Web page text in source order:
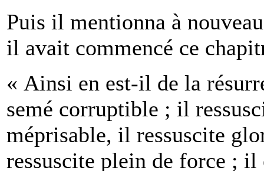
Puis il mentionna à
il avait commencé ce
« Ainsi en est-il de la
semé corruptible ; il
méprisable, il ressuscite
ressuscite plein de force ;